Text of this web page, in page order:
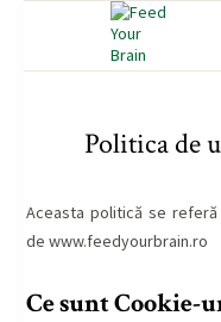
Politica de
Aceasta politică se
de www.feedyourbrain.ro
Ce sunt Cookie-